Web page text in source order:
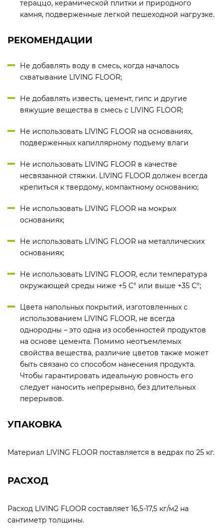
тераццо, керамической плитки и природного
камня, подверженные легкой пешеходной нагрузке.
РЕКОМЕНДАЦИИ
Не добавлять воду в смесь, когда началось
схватывание LIVING FLOOR;
Не добавлять известь, цемент, гипс и другие
вяжущие вещества в смесь с LIVING FLOOR;
Не использовать LIVING FLOOR на основаниях,
подверженных капиллярному подъему влаги
Не использовать LIVING FLOOR в качестве
несвязанной стяжки. LIVING FLOOR должен всегда
крепиться к твердому, компактному основанию;
Не использовать LIVING FLOOR на мокрых
основаниях;
Не использовать LIVING FLOOR на металлических
основаниях;
Не использовать LIVING FLOOR, если температура
окружающей среды ниже +5 С° или выше +35 С°;
Цвета напольных покрытий, изготовленных с
использованием LIVING FLOOR, не всегда
однородны – это одна из особенностей продуктов
на основе цемента. Помимо неотъемлемых
свойства вещества, различие цветов также может
быть связано со способом нанесения продукта.
Чтобы гарантировать идеальную ровность его
следует наносить непрерывно, без длительных
перерывов.
УПАКОВКА
Материал LIVING FLOOR поставляется в ведрах по 25 кг.
РАСХОД
Расход LIVING FLOOR составляет 16,5-17,5 кг/м2 на
сантиметр толщины.